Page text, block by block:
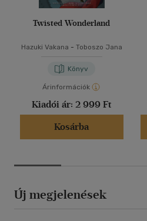
Twisted Wonderland
Hazuki Vakana - Toboszo Jana
Könyv
Árinformációk
Kiadói ár: 2 999 Ft
Kosárba
Új megjelenések